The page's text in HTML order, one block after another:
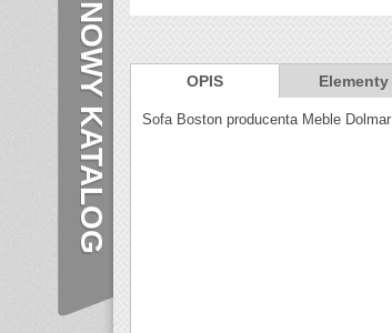
NOWY KATALOG OPIS Elementy
Sofa Boston producenta Meble Dolmar